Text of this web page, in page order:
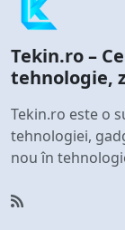
Tekin.ro –
tehnologie,
Tekin.ro este o
tehnologiei,
nou în